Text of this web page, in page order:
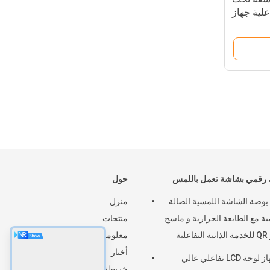
جهاز
حول
منزل
منتجات
معلومات عنا
أخبار
بشاشة تعمل باللمس
21.5 بوصة الشاشة اللمسية الصالة
مع الطابعة الحرارية و ماسح
10جهاز لوحة LCD تفاعلي عالي